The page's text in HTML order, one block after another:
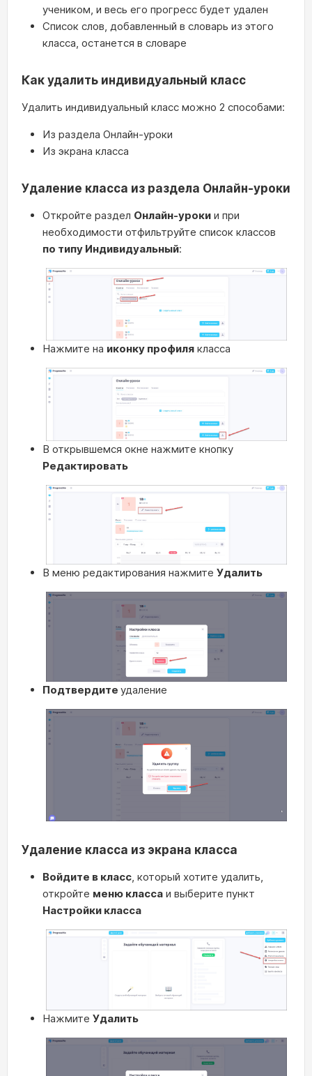
учеником, и весь его прогресс будет удален
Список слов, добавленный в словарь из этого
класса, останется в словаре
Как удалить индивидуальный класс
Удалить индивидуальный класс можно 2 способами:
Из раздела Онлайн-уроки
Из экрана класса
Удаление класса из раздела Онлайн-уроки
Откройте раздел Онлайн-уроки и при
необходимости отфильтруйте список классов
по типу Индивидуальный:
Нажмите на иконку профиля класса
В открывшемся окне нажмите кнопку
Редактировать
В меню редактирования нажмите Удалить
Подтвердите удаление
Удаление класса из экрана класса
Войдите в класс , который хотите удалить,
откройте меню класса и выберите пункт
Настройки класса
Нажмите Удалить